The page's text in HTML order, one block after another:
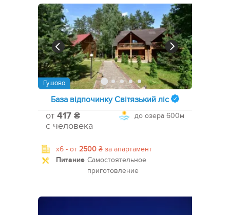
Гушово
База відпочинку Світязький ліс
до озера 600м
от 417 ₴
с человека
x6 - от 2500 ₴ за апартамент
Питание Самостоятельное
приготовление